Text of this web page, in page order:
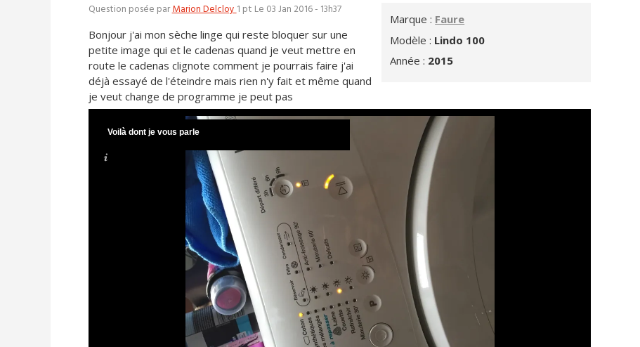
Marque : Faure
Modèle : Lindo 100
Année : 2015
Question posée parMarion Delcloy1 pt Le 03 Jan 2016 - 13h37
Bonjour j'ai mon sèche linge qui reste bloquer sur une
petite image qui et le cadenas quand je veut mettre en
route le cadenas clignote comment je pourrais faire j'ai
déjà essayé de l'éteindre mais rien n'y fait et même quand
je veut change de programme je peut pas
Voilà dont je vous parle